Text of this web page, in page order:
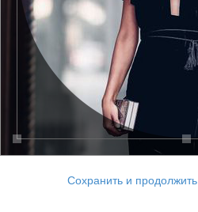
Сохранить и продолжить